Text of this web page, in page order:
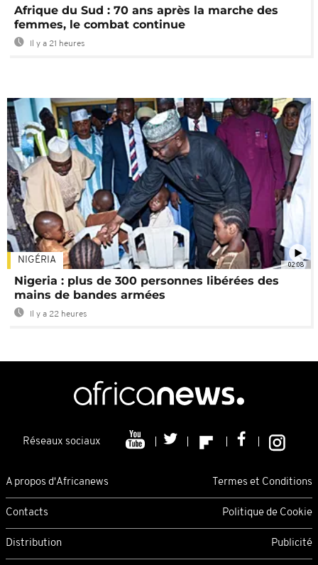
Afrique du Sud : 70 ans après la marche des
femmes, le combat continue
Il y a 21 heures
02:08
NIGÉRIA
Nigeria : plus de 300 personnes libérées des
mains de bandes armées
Il y a 22 heures
Réseaux sociaux
A propos d'Africanews Termes et Conditions
Contacts Politique de Cookie
Distribution Publicité